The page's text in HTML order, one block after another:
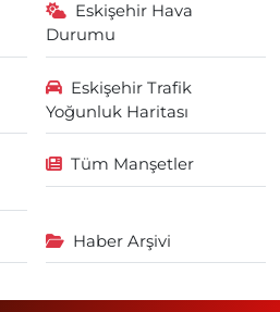
Eskişehir Hava
Durumu
Eskişehir Trafik
Yoğunluk Haritası
Tüm Manşetler
Haber Arşivi